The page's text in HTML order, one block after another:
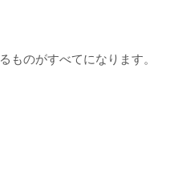
ものがすべてになります。